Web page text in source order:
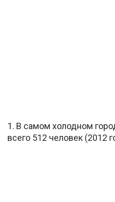
1. В самом холодном
всего 512 человек (2012